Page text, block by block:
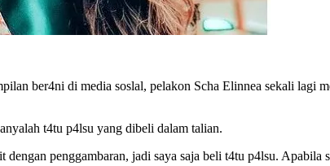
ber4ni di media soslal, pelakon Scha Elinnea sekali
t4tu p4lsu yang dibeli dalam talian.
penggambaran, jadi saya saja beli t4tu p4lsu. Apabila